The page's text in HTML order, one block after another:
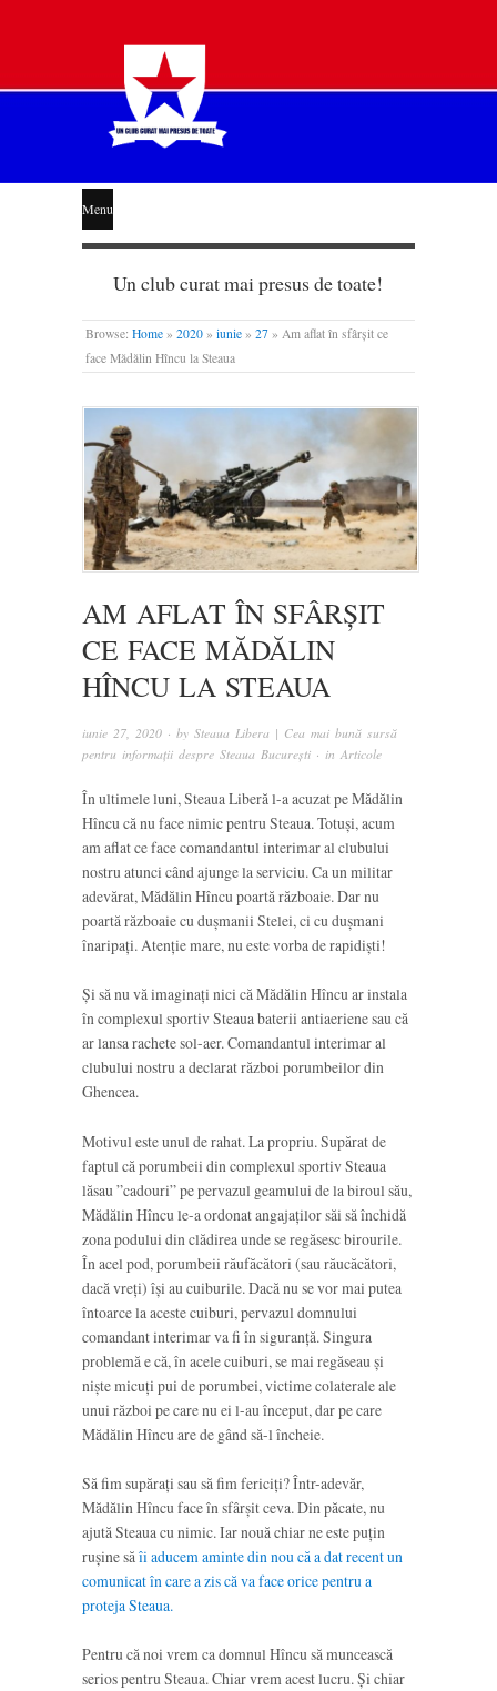
STEAUA
LIBERĂ
Menu
Un club curat mai presus de toate!
Browse: Home » 2020 » iunie » 27 » Am aflat în sfârșit ce
face Mădălin Hîncu la Steaua
AM AFLAT ÎN SFÂRȘIT
CE FACE MĂDĂLIN
HÎNCU LA STEAUA
iunie 27, 2020 · by Steaua Libera | Cea mai bună sursă
pentru informații despre Steaua București · in Articole
În ultimele luni, Steaua Liberă l-a acuzat pe Mădălin
Hîncu că nu face nimic pentru Steaua. Totuși, acum
am aflat ce face comandantul interimar al clubului
nostru atunci când ajunge la serviciu. Ca un militar
adevărat, Mădălin Hîncu poartă războaie. Dar nu
poartă războaie cu dușmanii Stelei, ci cu dușmani
înaripați. Atenție mare, nu este vorba de rapidiști!
Și să nu vă imaginați nici că Mădălin Hîncu ar instala
în complexul sportiv Steaua baterii antiaeriene sau că
ar lansa rachete sol-aer. Comandantul interimar al
clubului nostru a declarat război porumbeilor din
Ghencea.
Motivul este unul de rahat. La propriu. Supărat de
faptul că porumbeii din complexul sportiv Steaua
lăsau ”cadouri” pe pervazul geamului de la biroul său,
Mădălin Hîncu le-a ordonat angajaților săi să închidă
zona podului din clădirea unde se regăsesc birourile.
În acel pod, porumbeii răufăcători (sau răucăcători,
dacă vreți) își au cuiburile. Dacă nu se vor mai putea
întoarce la aceste cuiburi, pervazul domnului
comandant interimar va fi în siguranță. Singura
problemă e că, în acele cuiburi, se mai regăseau și
niște micuți pui de porumbei, victime colaterale ale
unui război pe care nu ei l-au început, dar pe care
Mădălin Hîncu are de gând să-l încheie.
Să fim supărați sau să fim fericiți? Într-adevăr,
Mădălin Hîncu face în sfârșit ceva. Din păcate, nu
ajută Steaua cu nimic. Iar nouă chiar ne este puțin
rușine săîi aducem aminte din nou că a dat recent un
comunicat în care a zis că va face orice pentru a
proteja Steaua.
Pentru că noi vrem ca domnul Hîncu să muncească
serios pentru Steaua. Chiar vrem acest lucru. Și chiar